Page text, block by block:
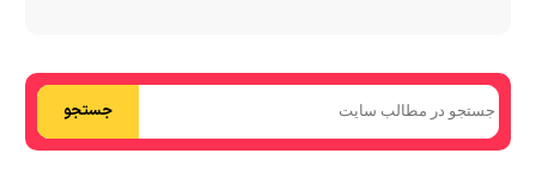
جستجو